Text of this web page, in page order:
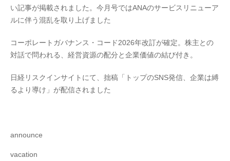
い記事が掲載されました。今月号ではANAのサービスリニューア
ルに伴う混乱を取り上げました
コーポレートガバナンス・コード2026年改訂が確定。株主との
対話で問われる、経営資源の配分と企業価値の結び付き。
日経リスクインサイトにて、拙稿「トップのSNS発信、企業は縛
るより導け」が配信されました
announce
vacation